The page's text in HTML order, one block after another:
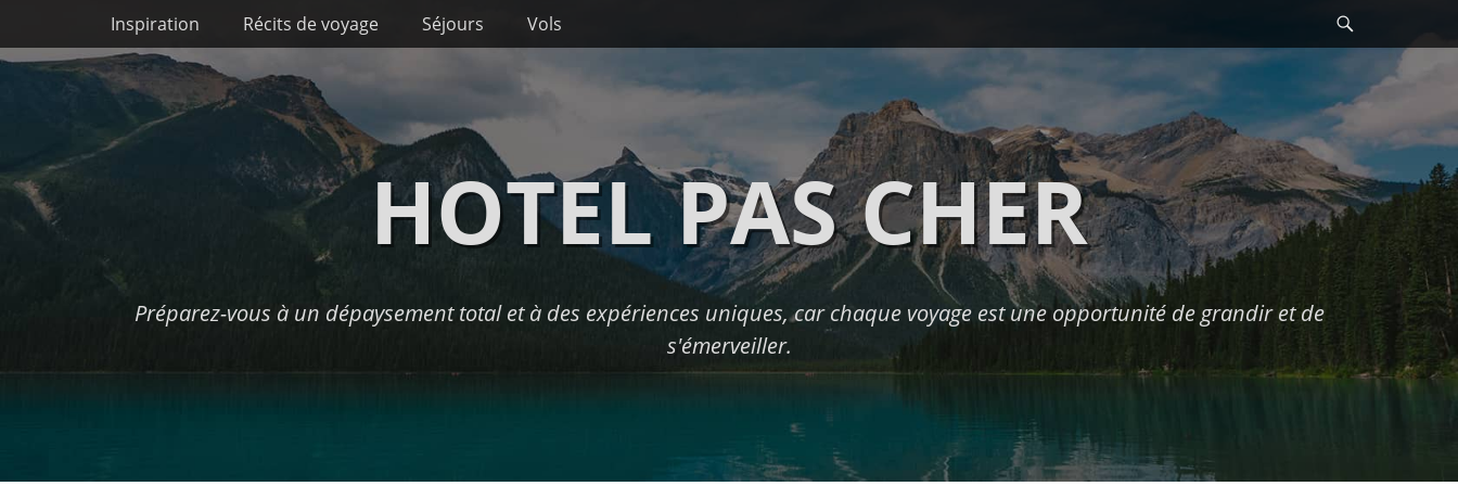
Passer
contenu
Premier menu
Inspiration Récits de voyage Séjours Vols
HOTEL PAS CHER
Préparez-vous à un dépaysement total et à des expériences uniques, car chaque voyage est une opportunité de grandir et de
s'émerveiller.